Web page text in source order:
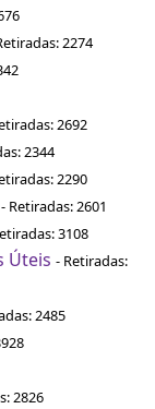
2274
2692
2344
2290
- Retiradas: 2601
3108
Úteis - Retiradas:
2485
2826